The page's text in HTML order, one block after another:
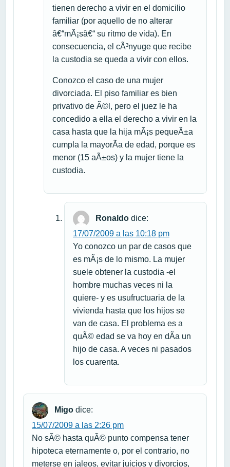
tienen derecho a vivir en el domicilio
familiar (por aquello de no alterar
â€“mÃ¡sâ€“ su ritmo de vida). En
consecuencia, el cÃ³nyuge que recibe
la custodia se queda a vivir con ellos.
Conozco el caso de una mujer
divorciada. El piso familiar es bien
privativo de Ã©l, pero el juez le ha
concedido a ella el derecho a vivir en la
casa hasta que la hija mÃ¡s pequeÃ±a
cumpla la mayorÃ­a de edad, porque es
menor (15 aÃ±os) y la mujer tiene la
custodia.
Ronaldo dice:
17/07/2009 a las 10:18 pm
Yo conozco un par de casos que
es mÃ¡s de lo mismo. La mujer
suele obtener la custodia -el
hombre muchas veces ni la
quiere- y es usufructuaria de la
vivienda hasta que los hijos se
van de casa. El problema es a
quÃ© edad se va hoy en dÃ­a un
hijo de casa. A veces ni pasados
los cuarenta.
Migo dice:
15/07/2009 a las 2:26 pm
No sÃ© hasta quÃ© punto compensa tener
hipoteca eternamente o, por el contrario, no
meterse en jaleos, evitar juicios y divorcios,